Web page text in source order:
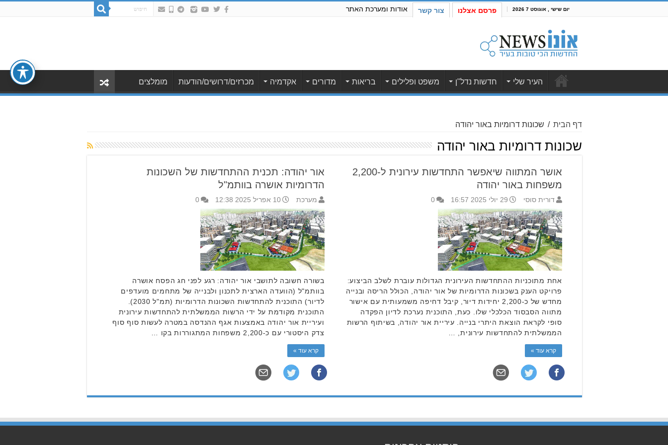
יום שישי , אוגוסט 7 2026 פרסם אצלנו צור קשר אודות ומערכת האתר
העיר שלי חדשות נדל"ן משפט ופלילים בריאות מדורים אקדמיה מכרזים/דרושים/הודעות מומלצים
דף הבית / שכונות דרומיות באור יהודה
שכונות דרומיות באור יהודה
אושר המתווה שיאפשר התחדשות עירונית ל-2,200
משפחות באור יהודה
דורית סוסי 29 יולי 2025 16:57 0
אחת מתוכניות ההתחדשות העירונית הגדולות עוברת לשלב הביצוע:
פרויקט הענק בשכונות הדרומיות של אור יהודה, הכולל הריסה ובנייה
מחדש של כ-2,200 יחידות דיור, קיבל דחיפה משמעותית עם אישור
מתווה הסבסוד הכלכלי שלו. כעת, התוכנית נערכת לדיון הפקדה
סופי לקראת הוצאת היתרי בנייה. עיריית אור יהודה, בשיתוף הרשות
הממשלתית להתחדשות עירונית, …
קרא עוד »
אור יהודה: תכנית ההתחדשות של השכונות
הדרומיות אושרה בוותמ"ל
מערכת 10 אפריל 2025 12:38 0
בשורה חשובה לתושבי אור יהודה: רגע לפני חג הפסח אושרה
בוותמ"ל (הוועדה הארצית לתכנון ולבנייה של מתחמים מועדפים
לדיור) התוכנית להתחדשות השכונות הדרומיות (תמ"ל 2030).
התוכנית מקודמת על ידי הרשות הממשלתית להתחדשות עירונית
ועיריית אור יהודה באמצעות אגף ההנדסה במטרה לעשות סוף סוף
צדק היסטורי עם כ-2,200 משפחות המתגוררות בקו …
קרא עוד »